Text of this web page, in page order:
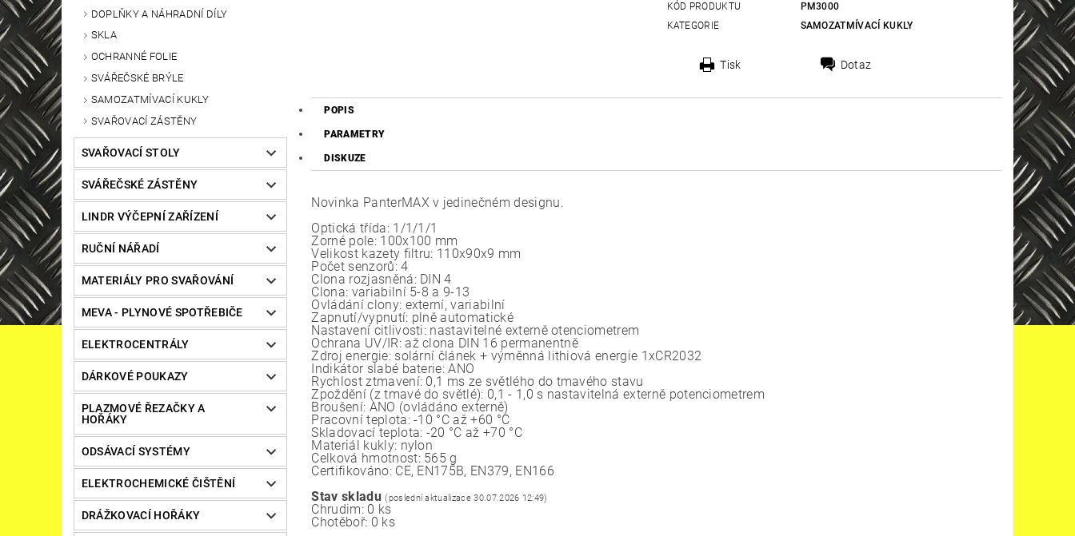
DOPLŇKY A NÁHRADNÍ DÍLY
SKLA
OCHRANNÉ FOLIE
SVÁŘEČSKÉ BRÝLE
SAMOZATMÍVACÍ KUKLY
SVAŘOVACÍ ZÁSTĚNY
SVAŘOVACÍ STOLY
SVÁŘEČSKÉ ZÁSTĚNY
LINDR VÝČEPNÍ ZAŘÍZENÍ
RUČNÍ NÁŘADÍ
MATERIÁLY PRO SVAŘOVÁNÍ
MEVA - PLYNOVÉ SPOTŘEBIČE
ELEKTROCENTRÁLY
DÁRKOVÉ POUKAZY
PLAZMOVÉ ŘEZAČKY A
HOŘÁKY
ODSÁVACÍ SYSTÉMY
ELEKTROCHEMICKÉ ČIŠTĚNÍ
DRÁŽKOVACÍ HOŘÁKY
KÓD PRODUKTU
PM3000
KATEGORIE
SAMOZATMÍVACÍ KUKLY
Tisk Dotaz
POPIS
PARAMETRY
DISKUZE
Novinka PanterMAX v jedinečném designu.
Optická třída: 1/1/1/1
Zorné pole: 100x100 mm
Velikost kazety filtru: 110x90x9 mm
Počet senzorů: 4
Clona rozjasněná: DIN 4
Clona: variabilní 5-8 a 9-13
Ovládání clony: externí, variabilní
Zapnutí/vypnutí: plně automatické
Nastavení citlivosti: nastavitelné externě otenciometrem
Ochrana UV/IR: až clona DIN 16 permanentně
Zdroj energie: solární článek + výměnná lithiová energie 1xCR2032
Indikátor slabé baterie: ANO
Rychlost ztmavení: 0,1 ms ze světlého do tmavého stavu
Zpoždění (z tmavé do světlé): 0,1 - 1,0 s nastavitelná externě potenciometrem
Broušení: ANO (ovládáno externě)
Pracovní teplota: -10 °C až +60 °C
Skladovací teplota: -20 °C až +70 °C
Materiál kukly: nylon
Celková hmotnost: 565 g
Certifikováno: CE, EN175B, EN379, EN166
Stav skladu (poslední aktualizace 30.07.2026 12:49)
Chrudim: 0 ks
Chotěboř: 0 ks